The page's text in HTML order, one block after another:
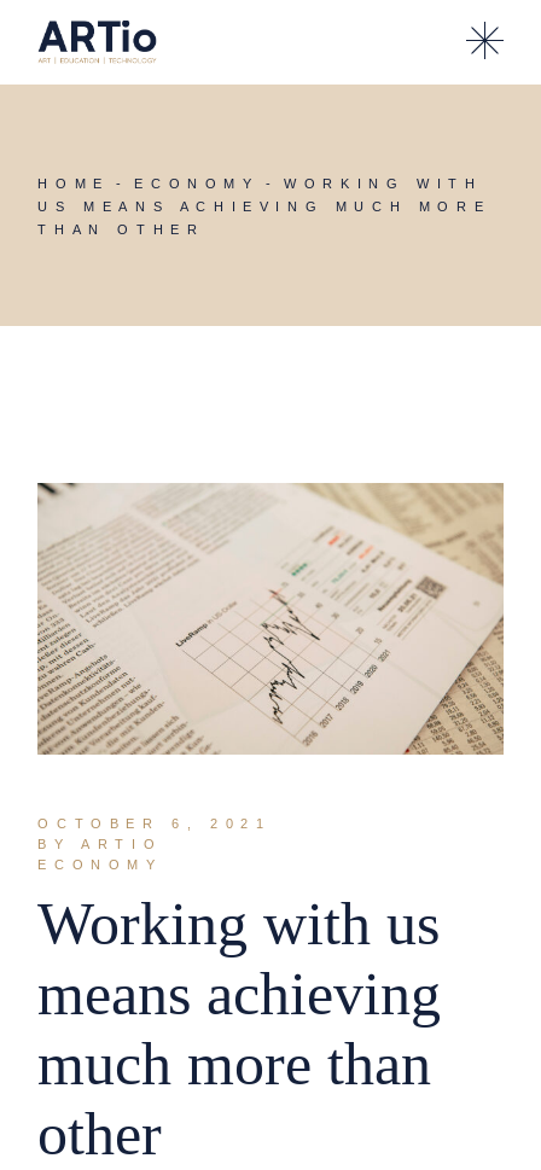
HOME ECONOMY
WORKING WITH
US MEANS ACHIEVING MUCH MORE
THAN OTHER
OCTOBER 6, 2021
BY ARTIO
ECONOMY
Working with us
means achieving
much more than
other